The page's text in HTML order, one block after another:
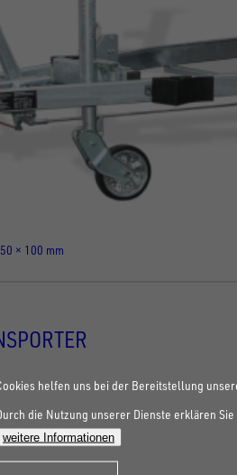
× 100 mm
helfen uns bei der Bereitstellung
die Nutzung unserer Dienste erklären
weitere Informationen